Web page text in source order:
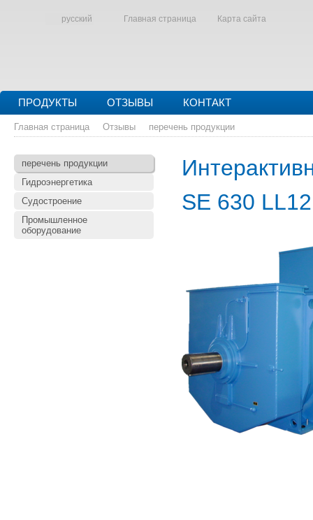
русский Главная страница Карта сайта
ПРОДУКТЫ ОТЗЫВЫ КОНТАКТ
Главная страница Отзывы перечень продукции
перечень продукции
Гидроэнергетика
Судостроение
Промышленное
оборудование
SE 630 LL12